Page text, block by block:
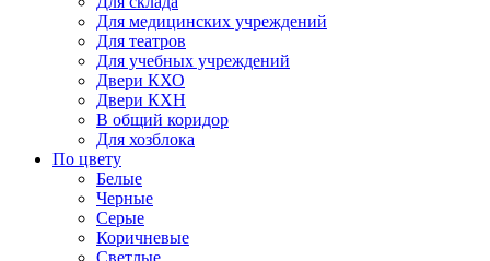
Для медицинских учреждений
Для театров
Для учебных учреждений
Двери КХО
Двери КХН
В общий коридор
Для хозблока
По цвету
Белые
Черные
Серые
Коричневые